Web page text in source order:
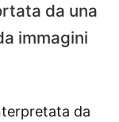
da una
immagini
da